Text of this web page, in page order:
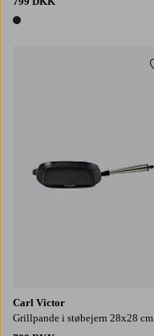
1 farve
Carl Victor
Grillpande i støbejern 28x28 cm